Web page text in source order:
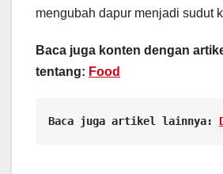
mengubah dapur menjadi sudut
Baca juga konten dengan
tentang: Food
Baca juga artikel lainnya: